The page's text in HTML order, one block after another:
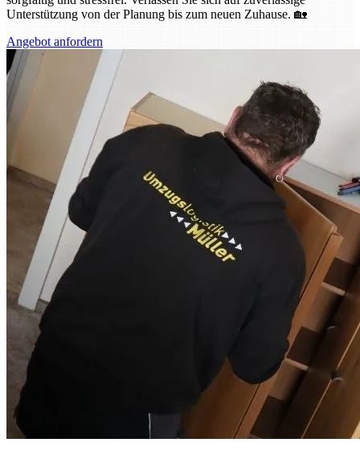
Unterstützung von der Planung bis zum neuen Zuhause. 🏡
Angebot anfordern